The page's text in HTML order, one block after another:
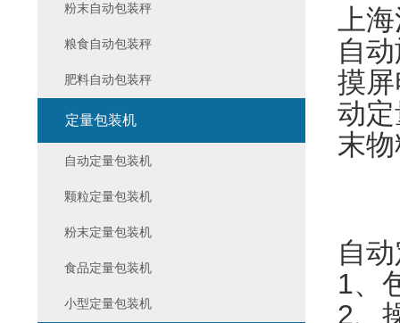
上
自
摸
动
末
自
1、
2、
粉末自动包装秤
粮食自动包装秤
肥料自动包装秤
定量包装机
自动定量包装机
颗粒定量包装机
粉末定量包装机
食品定量包装机
小型定量包装机